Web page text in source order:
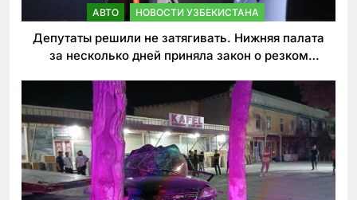
АВТО НОВОСТИ УЗБЕКИСТАНА
Депутаты решили не затягивать. Нижняя палата
за несколько дней приняла закон о резком